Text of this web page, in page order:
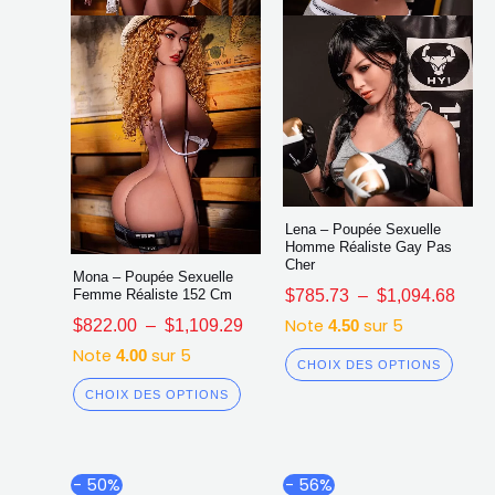
Mona – Poupée Sexuelle
Femme Réaliste 152 Cm
$822.00 – $1,109.29
Note 4.00sur 5
CHOIX DES OPTIONS
choisies
sur
la
page
du
produit
Lena – Poupée Sexuelle
Homme Réaliste Gay Pas
Cher
$785.73 – $1,094.68
Note 4.50sur 5
CHOIX DES OPTIONS
sur
la
page
du
- 50%
Plage- 56%